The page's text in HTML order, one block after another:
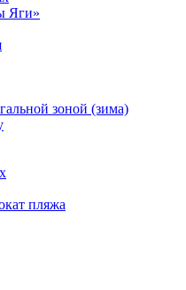
Яги»
зоной (зима)
пляжа